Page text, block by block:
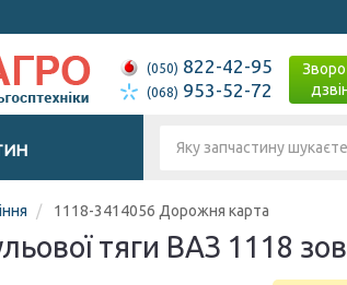
(050) 822-42-95
(068) 953-52-72
1118-3414056 Дорожня карта
тяги ВАЗ 1118